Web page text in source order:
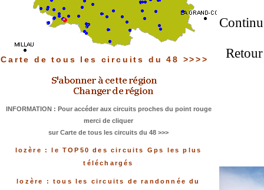
Carte de tous les circuits du 48 >>>>
INFORMATION : Pour accéder aux circuits proches du point rouge
merci de cliquer
sur Carte de tous les circuits du 48 >>>
lozère : le TOP50 des circuits Gps les plus
téléchargés
lozère : tous les circuits de randonnée du